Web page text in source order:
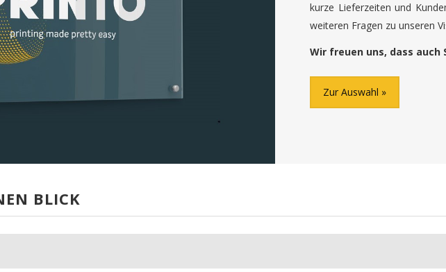
kurze Lieferzeiten und
weiteren Fragen zu unseren
Wir freuen uns, dass auch
Zur Auswahl
BLICK